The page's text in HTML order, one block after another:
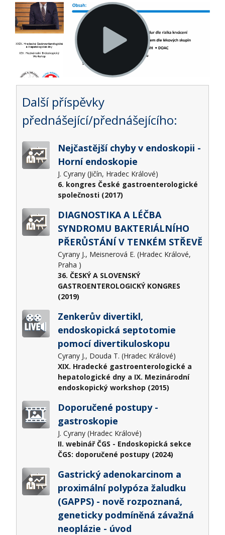
Další příspěvky
přednášející/přednášejícího:
Nejčastější chyby v endoskopii -
Horní endoskopie
J. Cyrany (Jičín, Hradec Králové)
6. kongres České gastroenterologické
společnosti (2017)
DIAGNOSTIKA A LÉČBA
SYNDROMU BAKTERIÁLNÍHO
PŘERŮSTÁNÍ V TENKÉM STŘEVĚ
Cyrany J., Meisnerová E. (Hradec Králové,
Praha )
36. ČESKÝ A SLOVENSKÝ
GASTROENTEROLOGICKÝ KONGRES
(2019)
Zenkerův divertikl,
endoskopická septotomie
pomocí divertikuloskopu
Cyrany J., Douda T. (Hradec Králové)
XIX. Hradecké gastroenterologické a
hepatologické dny a IX. Mezinárodní
endoskopický workshop (2015)
Doporučené postupy -
gastroskopie
J. Cyrany (Hradec Králové)
II. webinář ČGS - Endoskopická sekce
ČGS: doporučené postupy (2024)
Gastrický adenokarcinom a
proximální polypóza žaludku
(GAPPS) - nově rozpoznaná,
geneticky podmíněná závažná
neoplázie - úvod